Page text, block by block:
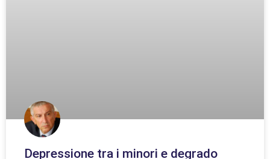
Depressione tra i minori e degrado